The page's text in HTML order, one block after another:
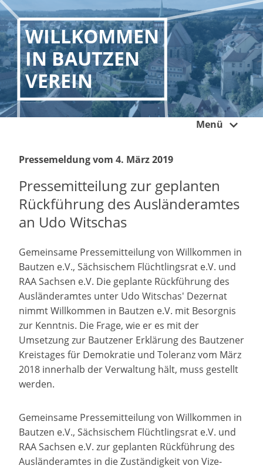
WILLKOMMEN
IN BAUTZEN
VEREIN
Menü
Pressemeldung vom 4. März 2019
Pressemitteilung zur geplanten
Rückführung des Ausländeramtes
an Udo Witschas
Gemeinsame Pressemitteilung von Willkommen in
Bautzen e.V., Sächsischem Flüchtlingsrat e.V. und
RAA Sachsen e.V. Die geplante Rückführung des
Ausländeramtes unter Udo Witschas' Dezernat
nimmt Willkommen in Bautzen e.V. mit Besorgnis
zur Kenntnis. Die Frage, wie er es mit der
Umsetzung zur Bautzener Erklärung des Bautzener
Kreistages für Demokratie und Toleranz vom März
2018 innerhalb der Verwaltung hält, muss gestellt
werden.
Gemeinsame Pressemitteilung von Willkommen in
Bautzen e.V., Sächsischem Flüchtlingsrat e.V. und
RAA Sachsen e.V. zur geplanten Rückführung des
Ausländeramtes in die Zuständigkeit von Vize-